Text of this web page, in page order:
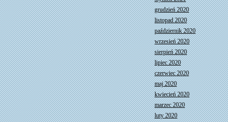
grudzień 2020
listopad 2020
październik 2020
wrzesień 2020
sierpień 2020
lipiec 2020
czerwiec 2020
maj 2020
kwiecień 2020
marzec 2020
luty 2020